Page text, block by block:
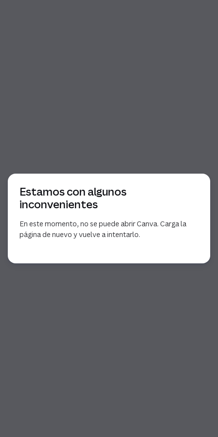
Estamos con algunos
inconvenientes
En este momento, no se puede abrir Canva. Carga la
página de nuevo y vuelve a intentarlo.